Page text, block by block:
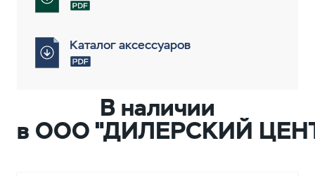
Каталог аксессуаров
В наличии
в ООО "ДИЛЕРСКИЙ